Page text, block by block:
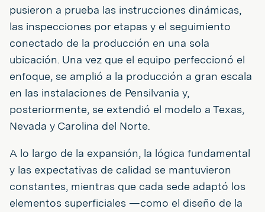
pusieron a prueba las instrucciones dinámicas,
las inspecciones por etapas y el seguimiento
conectado de la producción en una sola
ubicación. Una vez que el equipo perfeccionó el
enfoque, se amplió a la producción a gran escala
en las instalaciones de Pensilvania y,
posteriormente, se extendió el modelo a Texas,
Nevada y Carolina del Norte.
A lo largo de la expansión, la lógica fundamental
y las expectativas de calidad se mantuvieron
constantes, mientras que cada sede adaptó los
elementos superficiales —como el diseño de la